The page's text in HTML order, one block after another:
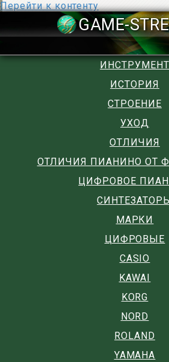
Перейти к контенту
ИНСТРУМЕНТ
ИСТОРИЯ
СТРОЕНИЕ
УХОД
ОТЛИЧИЯ
ОТЛИЧИЯ ПИАНИНО ОТ
ЦИФРОВОЕ
МАРКИ
ЦИФРОВЫЕ
CASIO
KAWAI
KORG
NORD
ROLAND
YAMAHA